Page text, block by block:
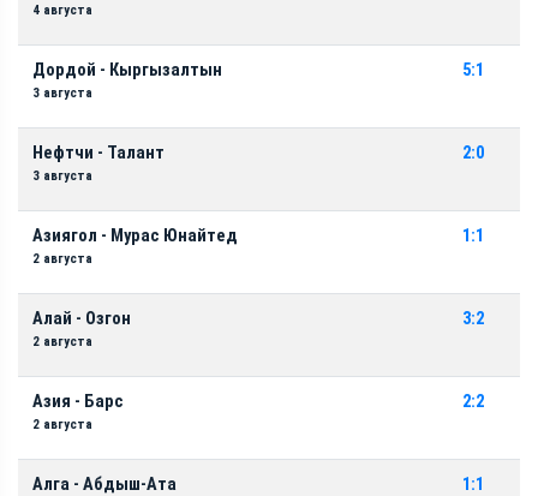
4 августа
Дордой - Кыргызалтын
3 августа
5:1
Нефтчи - Талант
3 августа
2:0
Азиягол - Мурас Юнайтед
2 августа
1:1
Алай - Озгон
2 августа
3:2
Азия - Барс
2 августа
2:2
Алга - Абдыш-Ата 1:1